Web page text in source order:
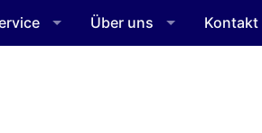
Über uns Kontakt